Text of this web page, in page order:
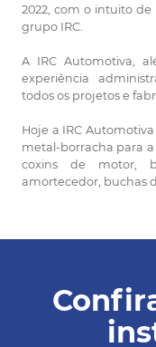
2022, com o intuito
grupo IRC.
A IRC Automotiva,
experiência
todos os projetos e
Hoje a IRC
metal-borracha para
coxins de motor,
amortecedor, buchas